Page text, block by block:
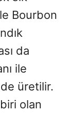
Bourbon
da
ile
üretilir.
olan